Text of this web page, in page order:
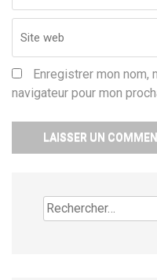
Enregistrer mon nom,
navigateur pour mon
Rechercher :